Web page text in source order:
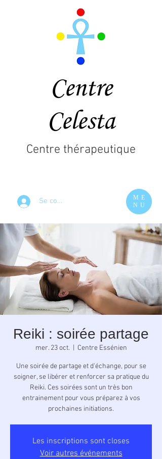
Centre
Celesta
Se connecter
ME
NU
Centre thérapeutique
Reiki : soirée partage
mer. 23 oct. Centre Essénien
Une soirée de partage et d'échange, pour se
soigner, se libérer et renforcer sa pratique du
Reiki. Ces soirées sont un très bon
entrainement pour vous préparez à vos
prochaines initiations.
Les inscriptions sont closes
Voir autres événements